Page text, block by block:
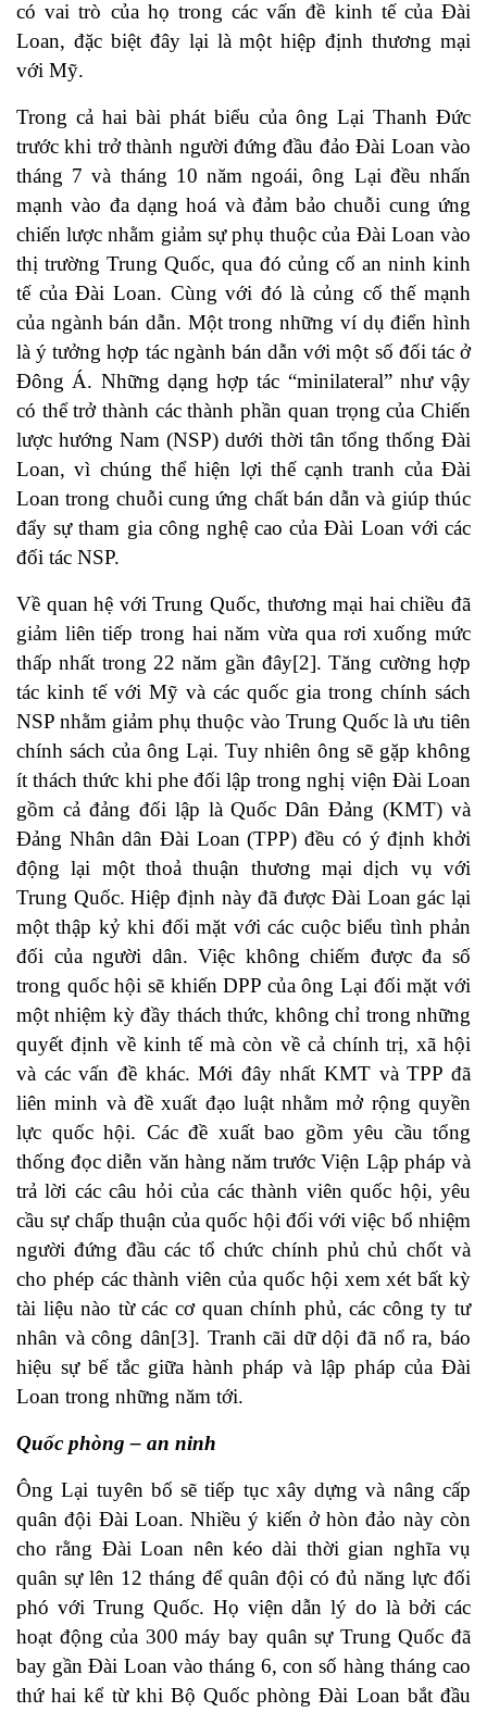
có vai trò của họ trong các vấn đề kinh tế của Đài
Loan, đặc biệt đây lại là một hiệp định thương mại
với Mỹ.
Trong cả hai bài phát biểu của ông Lại Thanh Đức
trước khi trở thành người đứng đầu đảo Đài Loan vào
tháng 7 và tháng 10 năm ngoái, ông Lại đều nhấn
mạnh vào đa dạng hoá và đảm bảo chuỗi cung ứng
chiến lược nhằm giảm sự phụ thuộc của Đài Loan vào
thị trường Trung Quốc, qua đó củng cố an ninh kinh
tế của Đài Loan. Cùng với đó là củng cố thế mạnh
của ngành bán dẫn. Một trong những ví dụ điển hình
là ý tưởng hợp tác ngành bán dẫn với một số đối tác ở
Đông Á. Những dạng hợp tác “minilateral” như vậy
có thể trở thành các thành phần quan trọng của Chiến
lược hướng Nam (NSP) dưới thời tân tổng thống Đài
Loan, vì chúng thể hiện lợi thế cạnh tranh của Đài
Loan trong chuỗi cung ứng chất bán dẫn và giúp thúc
đẩy sự tham gia công nghệ cao của Đài Loan với các
đối tác NSP.
Về quan hệ với Trung Quốc, thương mại hai chiều đã
giảm liên tiếp trong hai năm vừa qua rơi xuống mức
thấp nhất trong 22 năm gần đây[2]. Tăng cường hợp
tác kinh tế với Mỹ và các quốc gia trong chính sách
NSP nhằm giảm phụ thuộc vào Trung Quốc là ưu tiên
chính sách của ông Lại. Tuy nhiên ông sẽ gặp không
ít thách thức khi phe đối lập trong nghị viện Đài Loan
gồm cả đảng đối lập là Quốc Dân Đảng (KMT) và
Đảng Nhân dân Đài Loan (TPP) đều có ý định khởi
động lại một thoả thuận thương mại dịch vụ với
Trung Quốc. Hiệp định này đã được Đài Loan gác lại
một thập kỷ khi đối mặt với các cuộc biểu tình phản
đối của người dân. Việc không chiếm được đa số
trong quốc hội sẽ khiến DPP của ông Lại đối mặt với
một nhiệm kỳ đầy thách thức, không chỉ trong những
quyết định về kinh tế mà còn về cả chính trị, xã hội
và các vấn đề khác. Mới đây nhất KMT và TPP đã
liên minh và đề xuất đạo luật nhằm mở rộng quyền
lực quốc hội. Các đề xuất bao gồm yêu cầu tổng
thống đọc diễn văn hàng năm trước Viện Lập pháp và
trả lời các câu hỏi của các thành viên quốc hội, yêu
cầu sự chấp thuận của quốc hội đối với việc bổ nhiệm
người đứng đầu các tổ chức chính phủ chủ chốt và
cho phép các thành viên của quốc hội xem xét bất kỳ
tài liệu nào từ các cơ quan chính phủ, các công ty tư
nhân và công dân[3]. Tranh cãi dữ dội đã nổ ra, báo
hiệu sự bế tắc giữa hành pháp và lập pháp của Đài
Loan trong những năm tới.
Quốc phòng – an ninh
Ông Lại tuyên bố sẽ tiếp tục xây dựng và nâng cấp
quân đội Đài Loan. Nhiều ý kiến ở hòn đảo này còn
cho rằng Đài Loan nên kéo dài thời gian nghĩa vụ
quân sự lên 12 tháng để quân đội có đủ năng lực đối
phó với Trung Quốc. Họ viện dẫn lý do là bởi các
hoạt động của 300 máy bay quân sự Trung Quốc đã
bay gần Đài Loan vào tháng 6, con số hàng tháng cao
thứ hai kể từ khi Bộ Quốc phòng Đài Loan bắt đầu